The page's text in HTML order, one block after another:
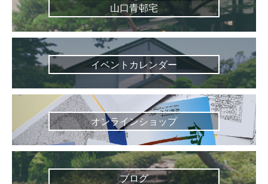
山口青邨宅
イベントカレンダー
オンラインショップ
ブログ